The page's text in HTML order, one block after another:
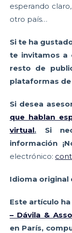
esperando
otro país…
Si te ha
te invitamos a
resto de
plataformas de
Si desea
que hablan
virtual. Si
información
electrónico:
Idioma original
Este artículo
– Dávila &
en París,